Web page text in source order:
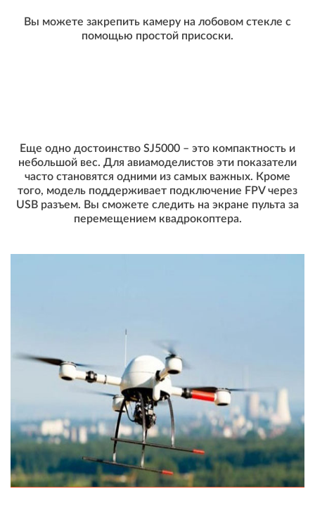
Вы можете закрепить камеру на лобовом стекле с
помощью простой присоски.
Еще одно достоинство SJ5000 – это компактность и
небольшой вес. Для авиамоделистов эти показатели
часто становятся одними из самых важных. Кроме
того, модель поддерживает подключение FPV через
USB разъем. Вы сможете следить на экране пульта за
перемещением квадрокоптера.